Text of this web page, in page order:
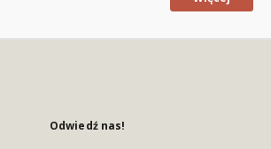
Odwiedź nas!